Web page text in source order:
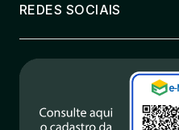
REDES SOCIAIS